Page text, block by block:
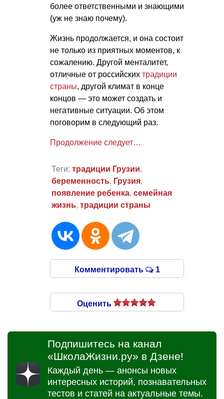
более ответственными и знающими
(уж не знаю почему).
Жизнь продолжается, и она состоит
не только из приятных моментов, к
сожалению. Другой менталитет,
отличные от российских традиции
страны, другой климат в конце
концов — это может создать и
негативные ситуации. Об этом
поговорим в следующий раз.
Продолжение следует…
Теги: традиции Грузии,
беременность, Грузия,
появление ребенка, семейная
жизнь, традиции страны
Комментировать 1
Оценить
Подпишитесь на канал
«ШколаЖизни.ру» в Дзене!
Каждый день — анонсы новых
интересных историй, познавательных
тестов и статей на актуальные темы.